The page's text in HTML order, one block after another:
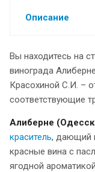
Описание
Вы находитесь на
винограда
Красохиной С.И. –
соответствующие
Алиберне
краситель, дающий
красные вина с
ягодной